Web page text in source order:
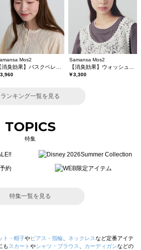
Mos2
3,960
Samansa Mos2
￥3,300
ランキング一覧を見る
TOPICS
特集
特集一覧を見る
ト・帽子やピアス・指輪 ネックレスなど定番アイテ
も スカート やシャツ・ブラウス カーディガンなどの